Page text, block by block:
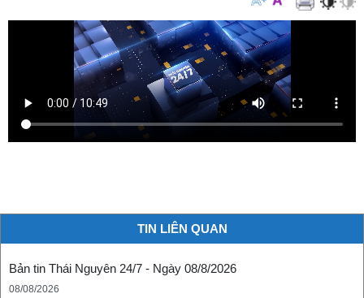
TIN LIÊN QUAN
Bản tin Thái Nguyên 24/7 - Ngày 08/8/2026
08/08/2026